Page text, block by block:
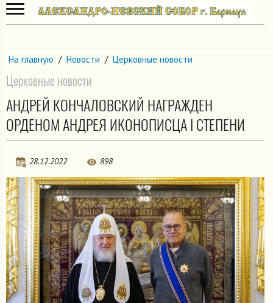
На главную / Новости / Церковные новости
Церковные новости
АНДРЕЙ КОНЧАЛОВСКИЙ НАГРАЖДЕН
ОРДЕНОМ АНДРЕЯ ИКОНОПИСЦА I СТЕПЕНИ
28.12.2022 898